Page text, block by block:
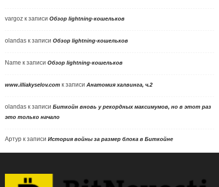
vargoz к записи Обзор lightning-кошельков
olandas к записи Обзор lightning-кошельков
Name к записи Обзор lightning-кошельков
www.illiakyselov.com к записи Анатомия халвинга, ч.2
olandas к записи Биткойн вновь у рекордных максимумов, но в этот раз
это только начало
Артур к записи История войны за размер блока в Биткойне